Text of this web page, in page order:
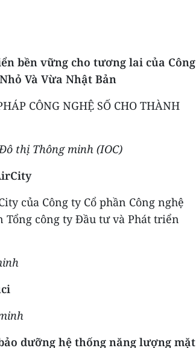
bền vững cho tương lai của Công
Và Vừa Nhật Bản
CÔNG NGHỆ SỐ CHO THÀNH
thị Thông minh (IOC)
của Công ty Cổ phần Công nghệ
công ty Đầu tư và Phát triển
dưỡng hệ thống năng lượng mặt